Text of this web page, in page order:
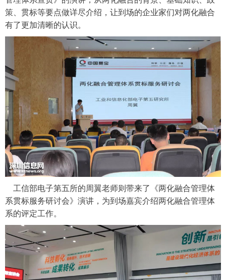
策、贯标等要点做详尽介绍，让到场的企业家们对两化融合
有了更加清晰的认识。
工信部电子第五所的周翼老师则带来了《两化融合管理体
系贯标服务研讨会》演讲，为到场嘉宾介绍两化融合管理体
系的评定工作。